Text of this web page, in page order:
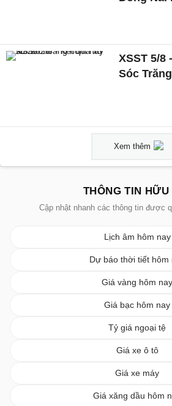
XSST 5/8
Sóc
Xem thêm
THÔNG TIN HỮU
Cập nhật nhanh các thông tin được
Lịch âm hôm nay
Dự báo thời tiết hôm
Giá vàng hôm nay
Giá bạc hôm nay
Tỷ giá ngoại tệ
Giá xe ô tô
Giá xe máy
Giá xăng dầu hôm